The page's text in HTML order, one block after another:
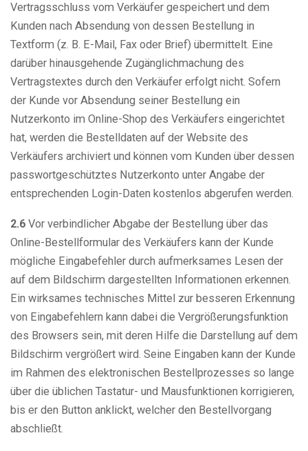
Vertragsschluss vom Verkäufer gespeichert und dem
Kunden nach Absendung von dessen Bestellung in
Textform (z. B. E-Mail, Fax oder Brief) übermittelt. Eine
darüber hinausgehende Zugänglichmachung des
Vertragstextes durch den Verkäufer erfolgt nicht. Sofern
der Kunde vor Absendung seiner Bestellung ein
Nutzerkonto im Online-Shop des Verkäufers eingerichtet
hat, werden die Bestelldaten auf der Website des
Verkäufers archiviert und können vom Kunden über dessen
passwortgeschütztes Nutzerkonto unter Angabe der
entsprechenden Login-Daten kostenlos abgerufen werden.
2.6 Vor verbindlicher Abgabe der Bestellung über das
Online-Bestellformular des Verkäufers kann der Kunde
mögliche Eingabefehler durch aufmerksames Lesen der
auf dem Bildschirm dargestellten Informationen erkennen.
Ein wirksames technisches Mittel zur besseren Erkennung
von Eingabefehlern kann dabei die Vergrößerungsfunktion
des Browsers sein, mit deren Hilfe die Darstellung auf dem
Bildschirm vergrößert wird. Seine Eingaben kann der Kunde
im Rahmen des elektronischen Bestellprozesses so lange
über die üblichen Tastatur- und Mausfunktionen korrigieren,
bis er den Button anklickt, welcher den Bestellvorgang
abschließt.